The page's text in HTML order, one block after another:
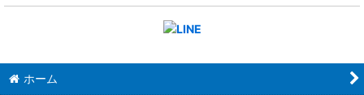
ホーム